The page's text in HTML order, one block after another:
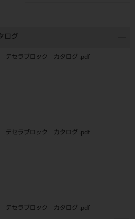
ログ
テセラブロック カタログ .pdf
テセラブロック カタログ .pdf
テセラブロック カタログ .pdf